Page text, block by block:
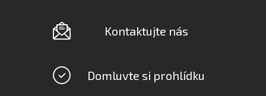
Kontaktujte nás
Domluvte si prohlídku